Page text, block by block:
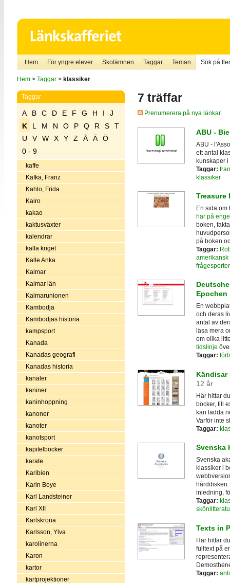
Hem För yngre elever Skolämnen Taggar Teman Sök på
Hem> Taggar> klassiker
Taggar
A B C D E F G H I
J
K
L M N O P Q R S
T
U
V W X Y Z Å Ä
Ö
0 - 9
kaffe
Kafka, Franz
Kahlo, Frida
Kairo
kakao
kaktusväxter
kalendrar
kalla kriget
Kalle Anka
Kalmar
Kalmar län
Kalmarunionen
Kambodja
Kambodjas historia
kampsport
Kanada
Kanadas geografi
Kanadas historia
kanaler
kaniner
kaninhoppning
kanoner
kanoter
kanotsport
kapitelböcker
karate
Karibien
Karin Boye
Karl Landsteiner
Karl XII
Karlskrona
Karlsson, Ylva
karolinerna
Karon
kartor
kartprojektioner
7 träffar
Prenumerera på nya länkar
ABU -
ABU -
ett antal
kunskaper i
Taggar:
klassiker
Treasure
En sida
här på
boken,
på boken
Taggar:
amerikansk
frågesporter
Epochen
En
och deras
antal av
läsa mera
om olika
tidslinje
Taggar:
Kändisar
12 år
Här hittar
böcker, till
kan ladda
Varför inte
Taggar:
Svenska
Svenska
klassiker i
inledning,
Taggar:
Texts in
Här hittar
fulltext på
Taggar: